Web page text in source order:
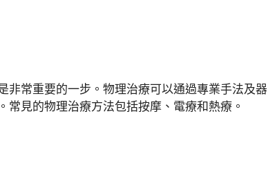
非常重要的一步。物理治療可以通過專業手法及器
見的物理治療方法包括按摩、電療和熱療。